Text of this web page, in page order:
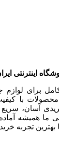
اینترنتی
برای لوازم
محصولات با
آسان،
ما همیشه